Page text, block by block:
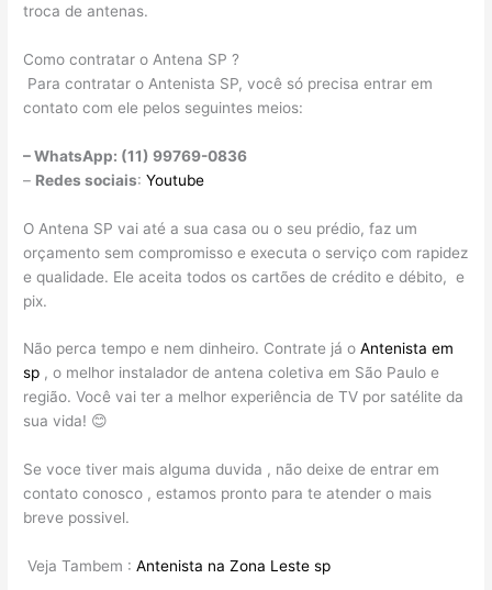
troca de antenas.
Como contratar o Antena SP ?
Para contratar o Antenista SP, você só precisa entrar em
contato com ele pelos seguintes meios:
– WhatsApp: (11) 99769-0836
– Redes sociais:Youtube
O Antena SP vai até a sua casa ou o seu prédio, faz um
orçamento sem compromisso e executa o serviço com rapidez
e qualidade. Ele aceita todos os cartões de crédito e débito, e
pix.
Não perca tempo e nem dinheiro. Contrate já oAntenista em
sp , o melhor instalador de antena coletiva em São Paulo e
região. Você vai ter a melhor experiência de TV por satélite da
sua vida! 😊
Se voce tiver mais alguma duvida , não deixe de entrar em
contato conosco , estamos pronto para te atender o mais
breve possivel.
Veja Tambem :Antenista na Zona Leste sp